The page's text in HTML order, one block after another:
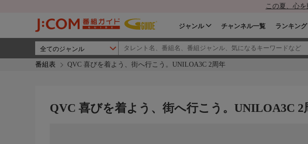
この夏、心
ジャンル チャンネル一覧 ランキング
番組表 QVC 喜びを着よう、街へ行こう。UNILOA3C 2周年
QVC 喜びを着よう、街へ行こう。UNILOA3C 2